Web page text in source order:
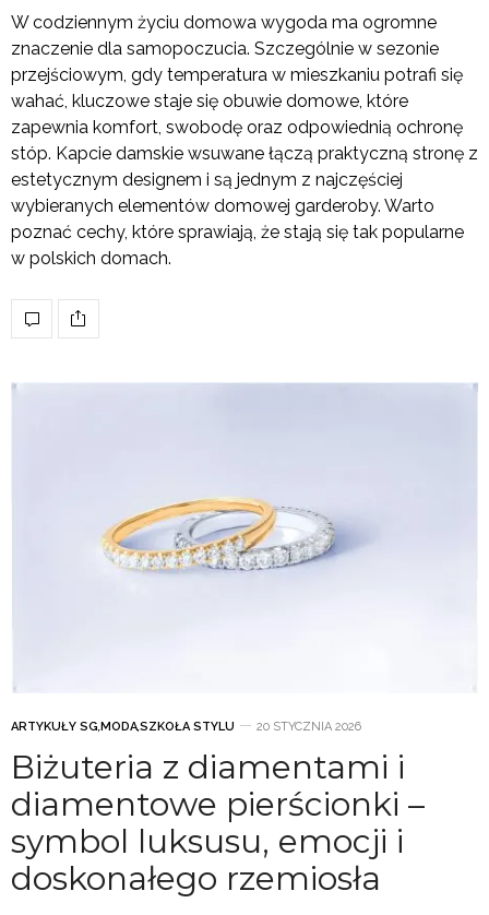
W codziennym życiu domowa wygoda ma ogromne
znaczenie dla samopoczucia. Szczególnie w sezonie
przejściowym, gdy temperatura w mieszkaniu potrafi się
wahać, kluczowe staje się obuwie domowe, które
zapewnia komfort, swobodę oraz odpowiednią ochronę
stóp. Kapcie damskie wsuwane łączą praktyczną stronę z
estetycznym designem i są jednym z najczęściej
wybieranych elementów domowej garderoby. Warto
poznać cechy, które sprawiają, że stają się tak popularne
w polskich domach.
ARTYKUŁY SG,MODA,SZKOŁA STYLU 20 STYCZNIA 2026
Biżuteria z diamentami i
diamentowe pierścionki –
symbol luksusu, emocji i
doskonałego rzemiosła